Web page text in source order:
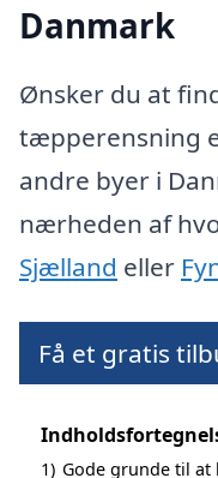
Danmark
Ønsker du at
tæpperensning
andre byer i
nærheden af
Sjælland eller
Få et gratis
1) Gode grunde til at